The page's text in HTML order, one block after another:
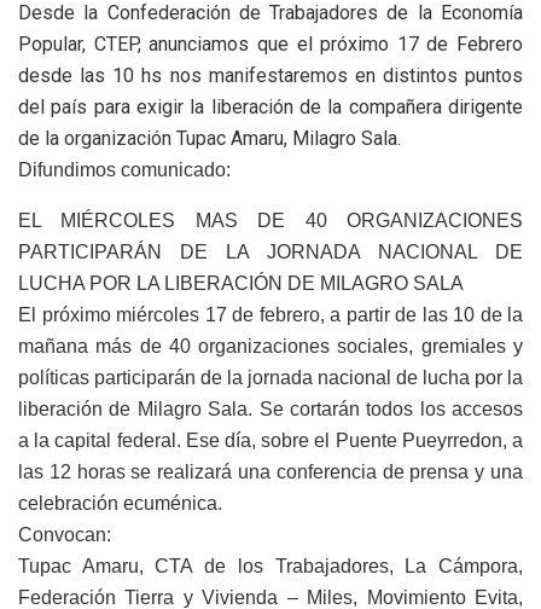
Desde la Confederación de Trabajadores de la Economía
Popular, CTEP, anunciamos que el próximo 17 de Febrero
desde las 10 hs nos manifestaremos en distintos puntos
del país para exigir la liberación de la compañera dirigente
de la organización Tupac Amaru, Milagro Sala.
Difundimos comunicado:
EL MIÉRCOLES MAS DE 40 ORGANIZACIONES
PARTICIPARÁN DE LA JORNADA NACIONAL DE
LUCHA POR LA LIBERACIÓN DE MILAGRO SALA
El próximo miércoles 17 de febrero, a partir de las 10 de la
mañana más de 40 organizaciones sociales, gremiales y
políticas participarán de la jornada nacional de lucha por la
liberación de Milagro Sala. Se cortarán todos los accesos
a la capital federal. Ese día, sobre el Puente Pueyrredon, a
las 12 horas se realizará una conferencia de prensa y una
celebración ecuménica.
Convocan:
Tupac Amaru, CTA de los Trabajadores, La Cámpora,
Federación Tierra y Vivienda – Miles, Movimiento Evita,